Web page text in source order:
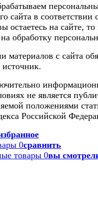
сайта в соответствии
остаетесь на сайте, то
на обработку
материалов с сайта
не является
положениями
Российской
0сравнить
товары 0вы